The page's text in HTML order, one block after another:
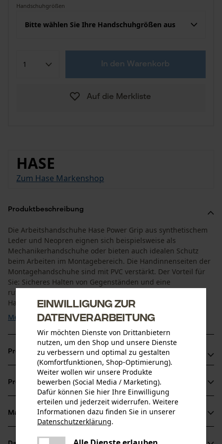
Handschuhgrößen
Bitte wählen Sie Ihre Handschuhgrößen aus
In den Warenkorb
Auf die Merkliste
HASE
Zum Hase Markenshop
Produktbeschreibung
Die Arbeitshandschuhe Hase Power Grip aus synthetischem
Leder und Neopren eignen sich beispielsweise als
Mechanikerhandschuhe oder bieten auch idealen Schutz
beim Arbeiten im Montagebereich. Die Handinnenseiten der
Montagehandschuhe sind mit PVC verstärkt. Der Vorteil für
Sie: Sicheres Halten von Gegenständen und eine
rutschhemmende Wirkung. Klettverschlüsse an den
Handgelenken der Hase ...
Mehr anzeigen
Produktvorteile
Handschuhe Monteur aus atmungsaktivem Gewebe
Stufenlos einstellbarer Klettverschluss
Für kräftiges und sicheres Zupacken
Produktinformationen
Produktdetails
Aktivitätstyp
Material & Pflege
Einwilligung zur
Datenverarbeitung
Wir möchten Dienste von Drittanbietern
nutzen, um den Shop und unsere Dienste
zu verbessern und optimal zu gestalten
(Komfortfunktionen, Shop-Optimierung).
Weiter wollen wir unsere Produkte
bewerben (Social Media / Marketing).
Dafür können Sie hier Ihre Einwilligung
erteilen und jederzeit widerrufen. Weitere
Informationen dazu finden Sie in unserer
Datenschutzerklärung.
Es ist ein Fehler aufgetreten. Bitte